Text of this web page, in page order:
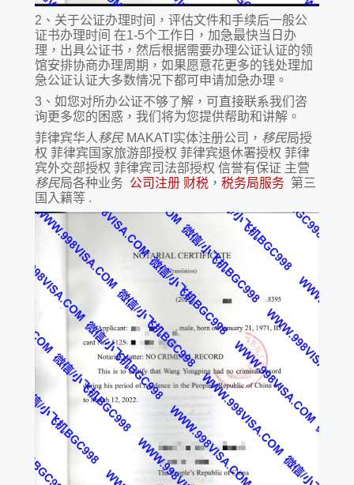
2、关于公证办理时间，评估文件和手续后一般公
证书办理时间 在1-5个工作日，加急最快当日办
理，出具公证书，然后根据需要办理公证认证的领
馆安排协商办理周期，如果愿意花更多的钱处理加
急公证认证大多数情况下都可申请加急办理。
3、如您对所办公证不够了解，可直接联系我们咨
询更多您的困惑，我们将为您提供帮助和讲解。
菲律宾华人移民MAKATI实体注册公司， 移民局授
权 菲律宾国家旅游部授权 菲律宾退休署授权 菲律
宾外交部授权 菲律宾司法部授权 信誉有保证 主营
移民局各种业务 公司注册 财税 ， 税务局服务第三
国入籍等 .